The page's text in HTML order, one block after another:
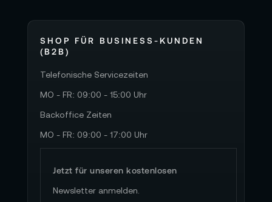
SHOP FÜR BUSINESS-KUNDEN
(B2B)
Telefonische Servicezeiten
MO - FR: 09:00 - 15:00 Uhr
Backoffice Zeiten
MO - FR: 09:00 - 17:00 Uhr
Jetzt für unseren kostenlosen
Newsletter anmelden.